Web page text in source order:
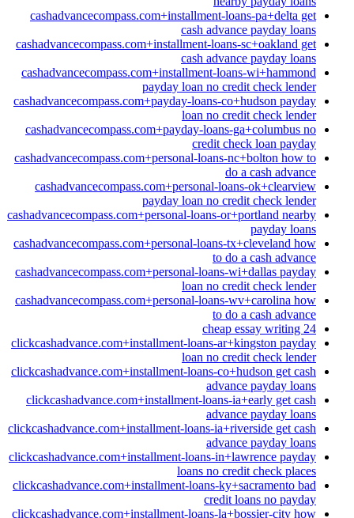
cashadvancecompass.com+installment-loans-pa+delta get
cash advance payday loans
cashadvancecompass.com+installment-loans-sc+oakland get
cash advance payday loans
cashadvancecompass.com+installment-loans-wi+hammond
payday loan no credit check lender
cashadvancecompass.com+payday-loans-co+hudson payday
loan no credit check lender
cashadvancecompass.com+payday-loans-ga+columbus no
credit check loan payday
cashadvancecompass.com+personal-loans-nc+bolton how to
do a cash advance
cashadvancecompass.com+personal-loans-ok+clearview
payday loan no credit check lender
cashadvancecompass.com+personal-loans-or+portland nearby
payday loans
cashadvancecompass.com+personal-loans-tx+cleveland how
to do a cash advance
cashadvancecompass.com+personal-loans-wi+dallas payday
loan no credit check lender
cashadvancecompass.com+personal-loans-wv+carolina how
to do a cash advance
cheap essay writing 24
clickcashadvance.com+installment-loans-ar+kingston payday
loan no credit check lender
clickcashadvance.com+installment-loans-co+hudson get cash
advance payday loans
clickcashadvance.com+installment-loans-ia+early get cash
advance payday loans
clickcashadvance.com+installment-loans-ia+riverside get cash
advance payday loans
clickcashadvance.com+installment-loans-in+lawrence payday
loans no credit check places
clickcashadvance.com+installment-loans-ky+sacramento bad
credit loans no payday
clickcashadvance.com+installment-loans-la+bossier-city how